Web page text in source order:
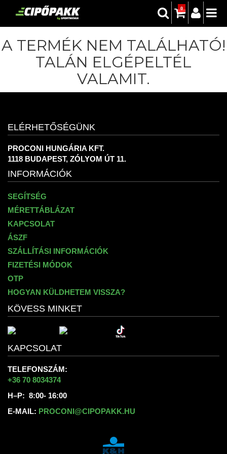
0
A TERMÉK NEM TALÁLHATÓ!
TALÁN ELGÉPELTÉL
VALAMIT.
ELÉRHETŐSÉGÜNK
PROCONI HUNGÁRIA KFT.
1118 BUDAPEST, ZÓLYOM ÚT 11.
INFORMÁCIÓK
SEGÍTSÉG
MÉRETTÁBLÁZAT
KAPCSOLAT
ÁSZF
SZÁLLÍTÁSI INFORMÁCIÓK
FIZETÉSI MÓDOK
OTP
HOGYAN KÜLDHETEM VISSZA?
KÖVESS MINKET
KAPCSOLAT
TELEFONSZÁM:
+36 70 8034374
H–P: 8:00- 16:00
E-MAIL: PROCONI@CIPOPAKK.HU